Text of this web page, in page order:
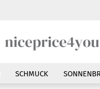
SCHMUCK